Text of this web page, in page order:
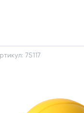
75117